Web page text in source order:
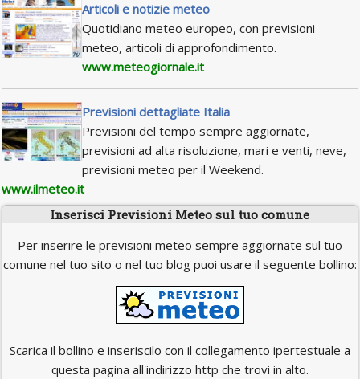
Articoli e notizie meteo
Quotidiano meteo europeo, con previsioni
meteo, articoli di approfondimento.
www.meteogiornale.it
Previsioni dettagliate Italia
Previsioni del tempo sempre aggiornate,
previsioni ad alta risoluzione, mari e venti, neve,
previsioni meteo per il Weekend.
www.ilmeteo.it
Inserisci Previsioni Meteo sul tuo comune
Per inserire le previsioni meteo sempre aggiornate sul tuo
comune nel tuo sito o nel tuo blog puoi usare il seguente bollino:
Scarica il bollino e inseriscilo con il collegamento ipertestuale a
questa pagina all'indirizzo http che trovi in alto.